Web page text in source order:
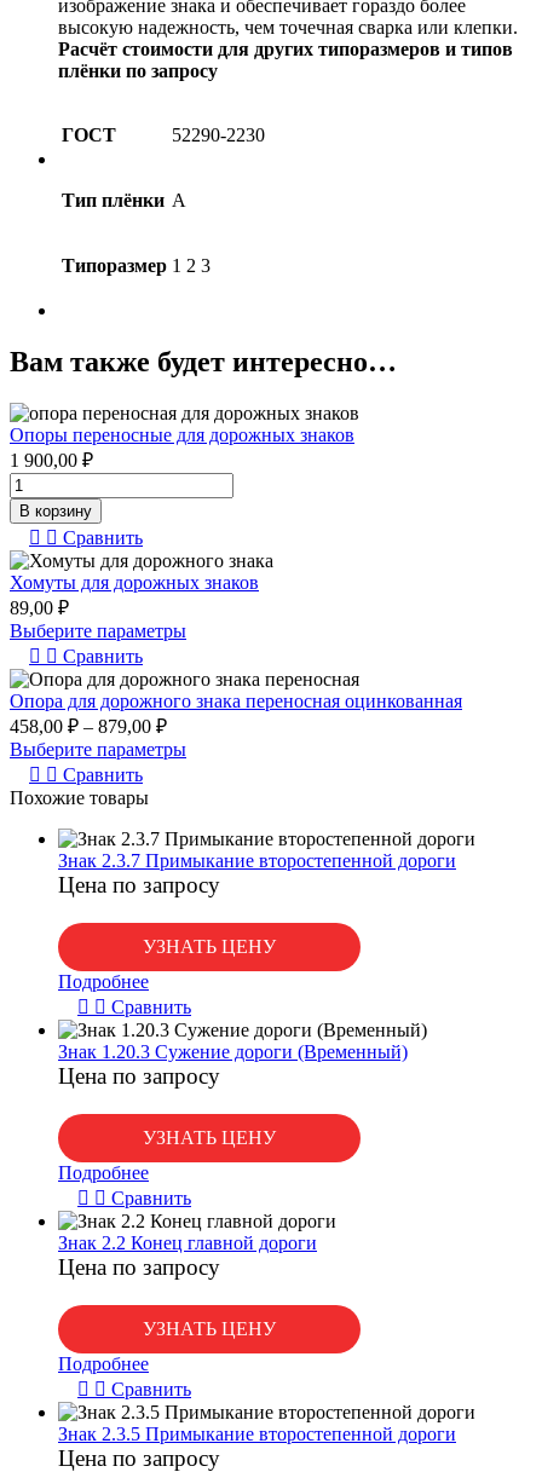
изображение знака и обеспечивает гораздо более
высокую надежность, чем точечная сварка или клепки.
Расчёт стоимости для других типоразмеров и типов
плёнки по запросу
ГОСТ 52290-2230
Тип плёнки А
Типоразмер 1 2 3
Вам также будет интересно…
Опоры переносные для дорожных знаков
1 900,00 ₽
Количество
товара
Опоры
переносные
для
дорожных
знаков
В корзину
Сравнить
Хомуты для дорожных знаков
89,00 ₽
Выберите параметры
Сравнить
Опора для дорожного знака переносная оцинкованная
458,00 ₽ – 879,00 ₽
Выберите параметры
Сравнить
Похожие товары
Знак 2.3.7 Примыкание второстепенной дороги
Цена по запросу
УЗНАТЬ ЦЕНУ
Подробнее
Сравнить
Знак 1.20.3 Сужение дороги (Временный)
Цена по запросу
УЗНАТЬ ЦЕНУ
Подробнее
Сравнить
Знак 2.2 Конец главной дороги
Цена по запросу
УЗНАТЬ ЦЕНУ
Подробнее
Сравнить
Знак 2.3.5 Примыкание второстепенной дороги
Цена по запросу